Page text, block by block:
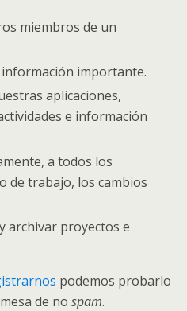
miembros de un
importante.
aplicaciones,
e información
a todos los
de trabajo, los cambios
archivar proyectos e
podemos probarlo
de no spam.